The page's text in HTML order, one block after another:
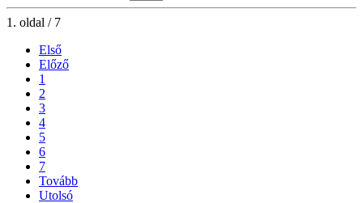
1. oldal / 7
Első
Előző
1
2
3
4
5
6
7
Tovább
Utolsó